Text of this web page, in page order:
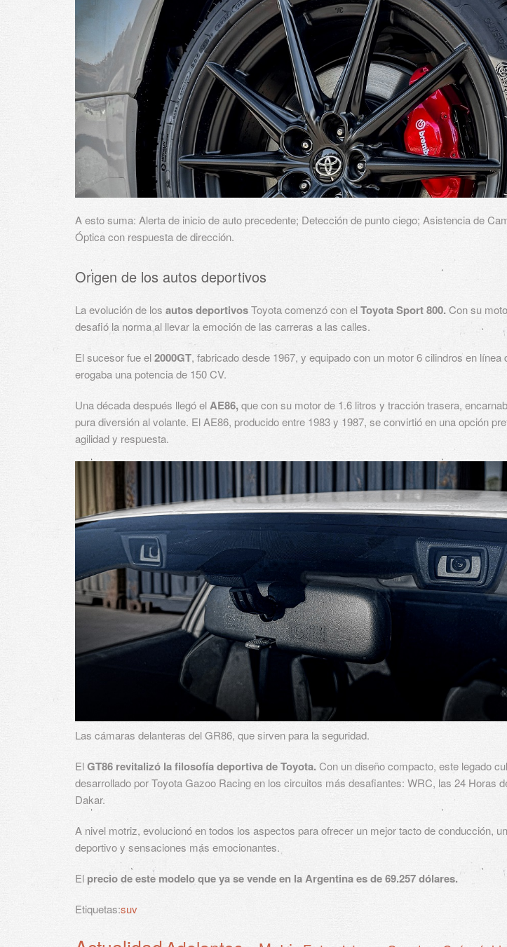
A esto suma: Alerta de inicio de auto precedente; Detección de punto ciego; Asistencia de
Óptica con respuesta de dirección.
Origen de los autos deportivos
La evolución de los autos deportivosToyota comenzó con elToyota Sport 800.Con su
desafió la norma al llevar la emoción de las carreras a las calles.
El sucesor fue el2000GT, fabricado desde 1967, y equipado con un motor 6 cilindros en línea
erogaba una potencia de 150 CV.
Una década después llegó elAE86, que con su motor de 1.6 litros y tracción trasera,
pura diversión al volante. El AE86, producido entre 1983 y 1987, se convirtió en una opción
agilidad y respuesta.
Las cámaras delanteras del GR86, que sirven para la seguridad.
ElGT86 revitalizó la filosofía deportiva de Toyota.Con un diseño compacto, este legado
desarrollado por Toyota Gazoo Racing en los circuitos más desafiantes: WRC, las 24 Horas
Dakar.
A nivel motriz, evolucionó en todos los aspectos para ofrecer un mejor tacto de conducción,
deportivo y sensaciones más emocionantes.
El precio de este modelo que ya se vende en la Argentina es de 69.257 dólares.
Etiquetas:suv